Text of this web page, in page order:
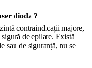
dioda ?
contraindicații majore,
de epilare. Există
sau de siguranță, nu se